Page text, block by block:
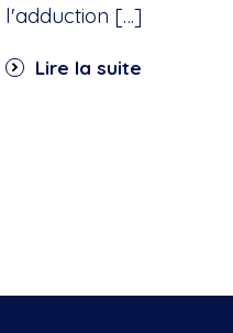
l'adduction […]
Lire la suite